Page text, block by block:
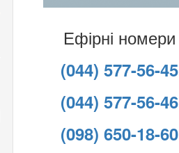
Ефірні номери
(044) 577-56-45
(044) 577-56-46
(098) 650-18-60